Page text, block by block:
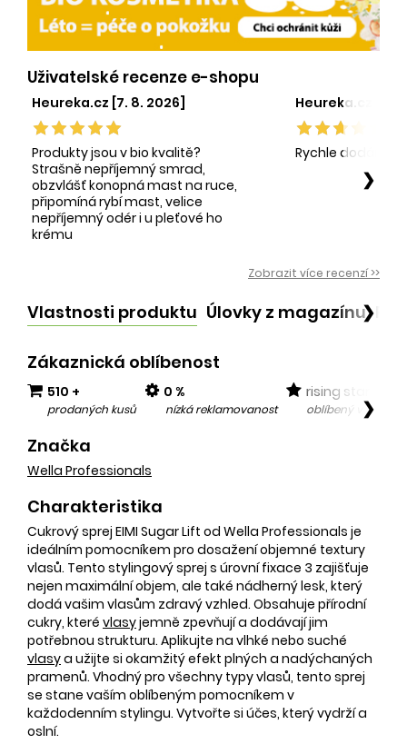
Uživatelské recenze e-shopu
Heureka.cz [7. 8. 2026]
Produkty jsou v bio kvalitě?
Strašně nepříjemný smrad,
obzvlášť konopná mast na ruce,
připomíná rybí mast, velice
nepříjemný odér i u pleťové ho
krému
Heureka.cz [1.
Rychle dodání
❯
Zobrazit více recenzí >>
Vlastnosti produktu Úlovky z magazínu❯
Zákaznická oblíbenost
510 +
prodaných kusů
0 %
nízká reklamovanost
rising star
oblíbený v❯
Značka
Wella Professionals
Charakteristika
Cukrový sprej EIMI Sugar Lift od Wella Professionals je
ideálním pomocníkem pro dosažení objemné textury
vlasů. Tento stylingový sprej s úrovní fixace 3 zajišťuje
nejen maximální objem, ale také nádherný lesk, který
dodá vašim vlasům zdravý vzhled. Obsahuje přírodní
cukry, které vlasyjemně zpevňují a dodávají jim
potřebnou strukturu. Aplikujte na vlhké nebo suché
vlasya užijte si okamžitý efekt plných a nadýchaných
pramenů. Vhodný pro všechny typy vlasů, tento sprej
se stane vaším oblíbeným pomocníkem v
každodenním stylingu. Vytvořte si účes, který vydrží a
oslní.